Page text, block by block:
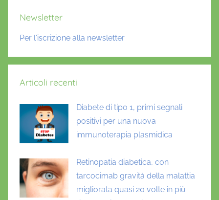
Newsletter
Per l'iscrizione alla newsletter
Articoli recenti
Diabete di tipo 1, primi segnali
positivi per una nuova
immunoterapia plasmidica
Retinopatia diabetica, con
tarcocimab gravità della malattia
migliorata quasi 20 volte in più